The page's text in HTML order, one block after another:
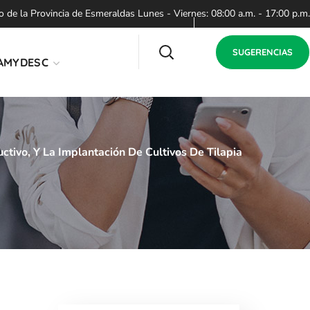
la Provincia de Esmeraldas Lunes - Viernes: 08:00 a.m. - 17:00 p.m.
SUGERENCIAS
Y La Implantación De Cultivos De Tilapia